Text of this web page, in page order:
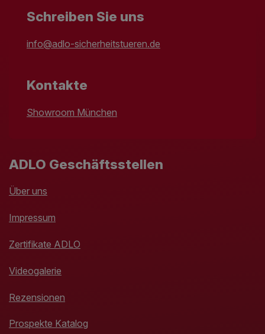
Schreiben Sie uns
info@adlo-sicherheitstueren.de
Kontakte
Showroom München
ADLO Geschäftsstellen
Über uns
Impressum
Zertifikate ADLO
Videogalerie
Rezensionen
Prospekte Katalog